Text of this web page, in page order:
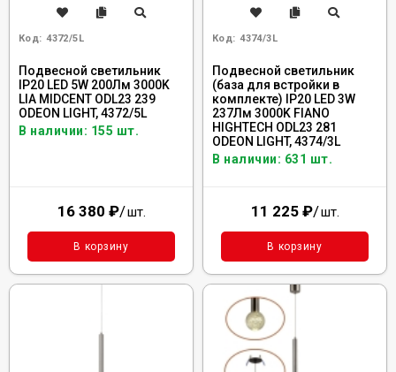
Код: 4372/5L
Подвесной светильник
IP20 LED 5W 200Лм 3000K
LIA MIDCENT ODL23 239
ODEON LIGHT, 4372/5L
В наличии: 155 шт.
16 380 ₽/шт.
В корзину
Код: 4374/3L
Подвесной светильник
(база для встройки в
комплекте) IP20 LED 3W
237Лм 3000K FIANO
HIGHTECH ODL23 281
ODEON LIGHT, 4374/3L
В наличии: 631 шт.
11 225 ₽/шт.
В корзину